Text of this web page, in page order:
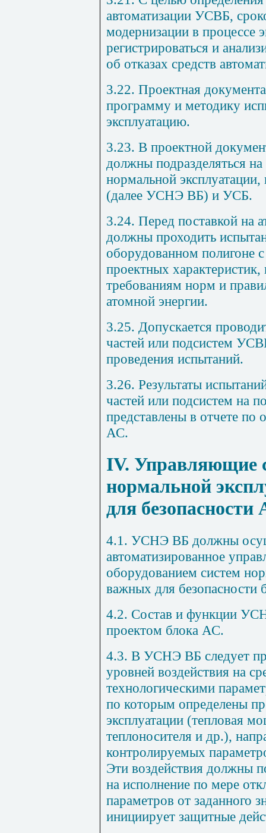
автоматизации УСВБ,
модернизации в процессе
регистрироваться и
об отказах средств
3.22. Проектная
программу и методику
эксплуатацию.
3.23. В проектной
должны подразделяться
нормальной
(далее УСНЭ ВБ) и УСБ.
3.24. Перед поставкой
должны проходить
оборудованном полигоне
проектных
требованиям норм и
атомной энергии.
3.25. Допускается
частей или подсистем
проведения испытаний.
3.26. Результаты
частей или подсистем на
представлены в отчете по
АС.
IV. Управляющие
нормальной
для безопасности
4.1. УСНЭ ВБ должны
автоматизированное
оборудованием систем
важных для безопасности
4.2. Состав и функции
проектом блока АС.
4.3. В УСНЭ ВБ следует
уровней воздействия на
технологическими
по которым определены
эксплуатации (тепловая
теплоносителя и др.),
контролируемых
Эти воздействия должны
на исполнение по мере
параметров от заданного
инициирует защитные